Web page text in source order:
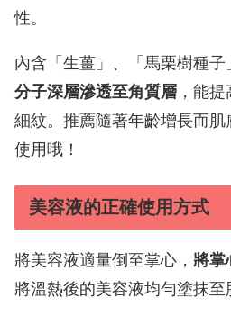
性。
內含「生薑」、「馬栗樹種
分子深層滲透至角質層 ，能
細紋。推薦隨著年齡增長而
使用哦！
美容液的正確使用方式
將美容液適量倒至掌心， 將掌
將溫熱後的美容液均勻塗抹至